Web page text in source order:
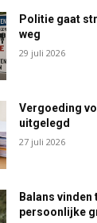
Politie gaat
weg
29 juli 2026
Vergoeding
uitgelegd
27 juli 2026
Balans
persoonlijke